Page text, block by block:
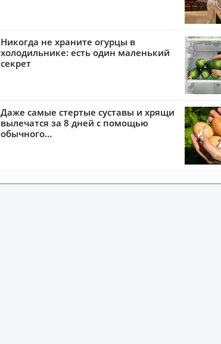
Никогда не храните огурцы в
холодильнике: есть один маленький
секрет
Даже самые стертые суставы и хрящи
вылечатся за 8 дней с помощью
обычного…